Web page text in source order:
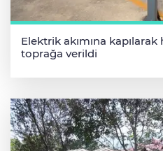
Elektrik akımına
toprağa verildi